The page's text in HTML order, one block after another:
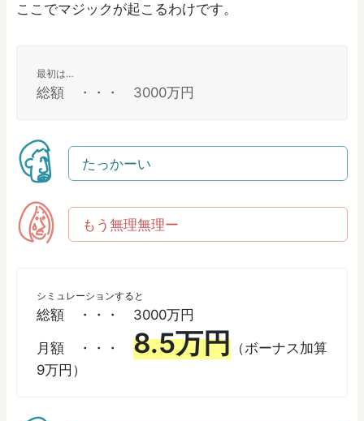
ここでマジックが起こるわけです。
最初は…
総額 ・・・ 3000万円
たっかーい
もう無理無理ー
シミュレーションすると
総額 ・・・ 3000万円
月額 ・・・ 8.5万円 （ボーナス加算
9万円）